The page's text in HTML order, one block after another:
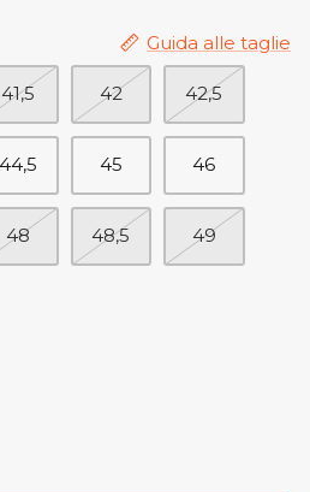
Guida alle taglie
41,5 42 42,5
44,5 45 46
48 48,5 49